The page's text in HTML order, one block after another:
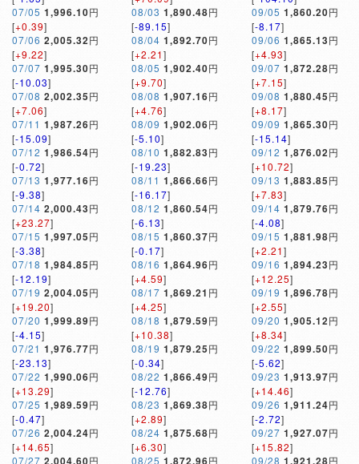
07/05 1,996.10円
[+0.39]
07/06 2,005.32円
[+9.22]
07/07 1,995.30円
[-10.03]
07/08 2,002.35円
[+7.06]
07/11 1,987.26円
[-15.09]
07/12 1,986.54円
[-0.72]
07/13 1,977.16円
[-9.38]
07/14 2,000.43円
[+23.27]
07/15 1,997.05円
[-3.38]
07/18 1,984.85円
[-12.19]
07/19 2,004.05円
[+19.20]
07/20 1,999.89円
[-4.15]
07/21 1,976.77円
[-23.13]
07/22 1,990.06円
[+13.29]
07/25 1,989.59円
[-0.47]
07/26 2,004.24円
[+14.65]
07/27 2,004.60円
08/03 1,890.48円
[-89.15]
08/04 1,892.70円
[+2.21]
08/05 1,902.40円
[+9.70]
08/08 1,907.16円
[+4.76]
08/09 1,902.06円
[-5.10]
08/10 1,882.83円
[-19.23]
08/11 1,866.66円
[-16.17]
08/12 1,860.54円
[-6.13]
08/15 1,860.37円
[-0.17]
08/16 1,864.96円
[+4.59]
08/17 1,869.21 円
[+4.25]
08/18 1,879.59円
[+10.38]
08/19 1,879.25円
[-0.34]
08/22 1,866.49円
[-12.76]
08/23 1,869.38円
[+2.89]
08/24 1,875.68円
[+6.30]
08/25 1,872.96円
09/05 1,860.20円
[-8.17]
09/06 1,865.13円
[+4.93]
09/07 1,872.28円
[+7.15]
09/08 1,880.45円
[+8.17]
09/09 1,865.30円
[-15.14]
09/12 1,876.02円
[+10.72]
09/13 1,883.85円
[+7.83]
09/14 1,879.76円
[-4.08]
09/15 1,881.98円
[+2.21]
09/16 1,894.23円
[+12.25]
09/19 1,896.78円
[+2.55]
09/20 1,905.12円
[+8.34]
09/22 1,899.50円
[-5.62]
09/23 1,913.97円
[+14.46]
09/26 1,911.24円
[-2.72]
09/27 1,927.07円
[+15.82]
09/28 1,921.28円